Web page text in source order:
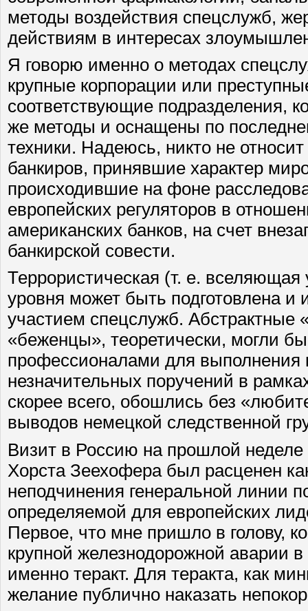
методы воздействия спецслужб,
действиям в интересах
Я говорю именно о методах
крупные корпорации или
соответствующие подразделения,
же методы и оснащены по
техники. Надеюсь, никто не
банкиров, принявшие характер
происходившие на фоне
европейских регуляторов в
американских банков, на счет
банкирской совести.
Террористическая (т. е. вселяющая
уровня может быть подготовлена и
участием спецслужб. Абстрактные
«беженцы», теоретически, могли
профессионалами для выполнения
незначительных поручений в
скорее всего, обошлись без
выводов немецкой следственной
Визит в Россию на прошлой неделе
Хорста Зеехофера был расценен
неподчинения генеральной линии
определяемой для европейских
Первое, что мне пришло в голову,
крупной железнодорожной аварии
именно теракт. Для теракта, как
желание публично наказать